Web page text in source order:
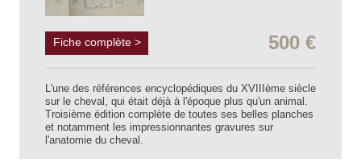
Fiche complète > 500 €
L'une des références encyclopédiques du XVIIIème siècle
sur le cheval, qui était déjà à l'époque plus qu'un animal.
Troisième édition complète de toutes ses belles planches
et notamment les impressionnantes gravures sur
l'anatomie du cheval.